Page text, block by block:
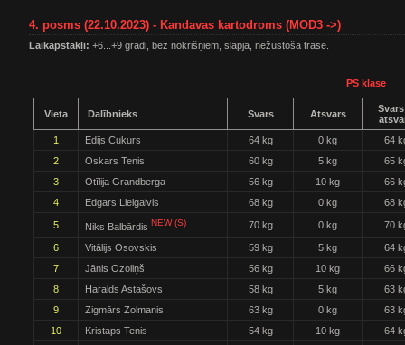
4. posms (22.10.2023) - Kandavas kartodroms (MOD3 ->)
Laikapstākļi: +6...+9 grādi, bez nokrišņiem, slapja, nežūstoša trase.
PS klase
Vieta Dalībnieks Svars Atsvars
1
Edijs Cukurs 64 kg 0 kg
64
2
Oskars Tenis 60 kg 5 kg
65
3
Otīlija Grandberga 56 kg 10 kg
66
4
Edgars Lielgalvis 68 kg 0 kg 68
5 Niks Balbārdis NEW (S) 70 kg 0 kg 70
6 Vitālijs Osovskis 59 kg 5 kg
64
7
Jānis Ozoliņš 56 kg 10 kg
66
8
Haralds Astašovs 58 kg 5 kg
63
9
Zigmārs Zolmanis 63 kg 0 kg
63
10
Kristaps Tenis 54 kg 10 kg
64